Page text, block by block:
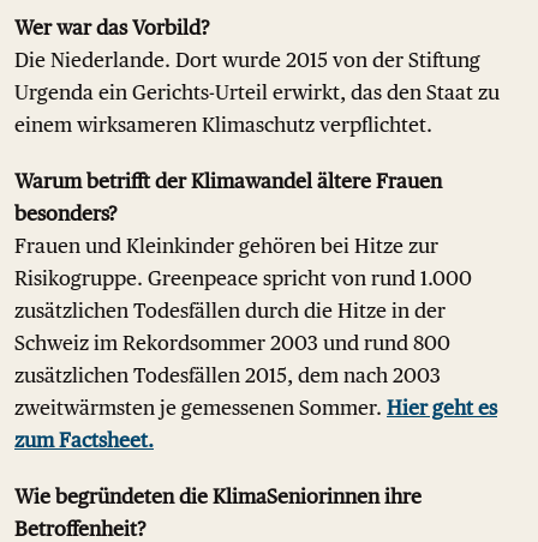
Wer war das Vorbild?
Die Niederlande. Dort wurde 2015 von der Stiftung
Urgenda ein Gerichts-Urteil erwirkt, das den Staat zu
einem wirksameren Klimaschutz verpflichtet.
Warum betrifft der Klimawandel ältere Frauen
besonders?
Frauen und Kleinkinder gehören bei Hitze zur
Risikogruppe. Greenpeace spricht von rund 1.000
zusätzlichen Todesfällen durch die Hitze in der
Schweiz im Rekordsommer 2003 und rund 800
zusätzlichen Todesfällen 2015, dem nach 2003
zweitwärmsten je gemessenen Sommer. Hier geht es
zum Factsheet.
Wie begründeten die KlimaSeniorinnen ihre
Betroffenheit?